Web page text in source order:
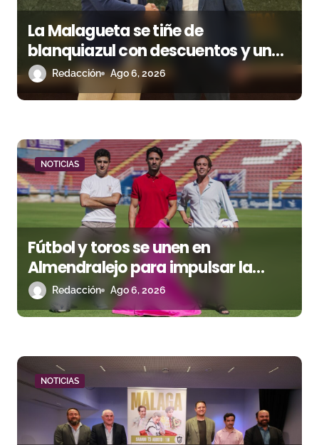
e
n
t
r
d
a
s
La Malagueta se tiñe de
blanquiazul con descuentos y una
corrida homenaje al Málaga CF
Redacción Ago 6, 2026
NOTICIAS
Fútbol y toros se unen en
Almendralejo para impulsar la
corrida de la Piedad
Redacción Ago 6, 2026
NOTICIAS